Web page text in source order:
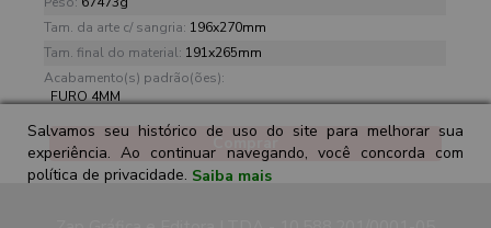
Tam. da arte c/ sangria: 196x270mm
Tam. final do material: 191x265mm
Acabamento(s) padrão(ões):
FURO 4MM
Comprar
Salvamos seu histórico de uso do site para melhorar sua
experiência. Ao continuar navegando, você concorda com
política de privacidade. Saiba mais